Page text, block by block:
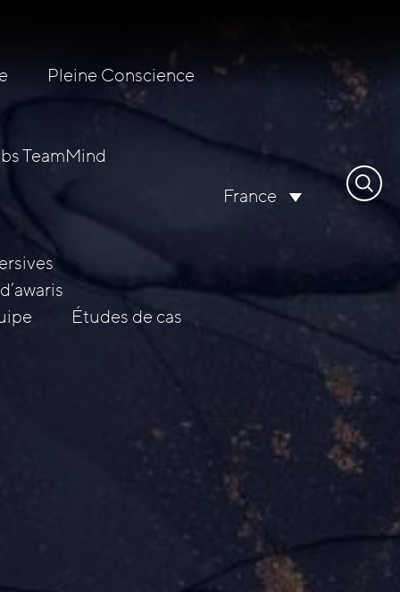
Pleine Conscience
TeamMind
Études de cas
France